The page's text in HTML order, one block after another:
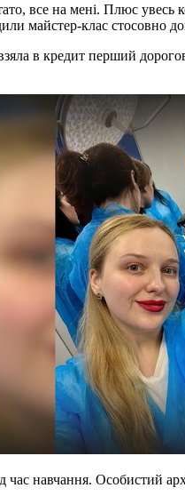
все на мені. Плюс увесь
майстер-клас стосовно
в кредит перший
час навчання. Особистий